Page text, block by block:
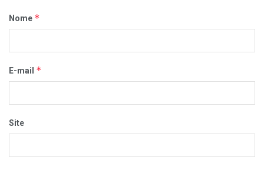
Nome *
E-mail *
Site